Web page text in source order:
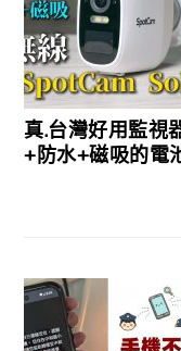
真.台灣好用監視
+防水+磁吸的電